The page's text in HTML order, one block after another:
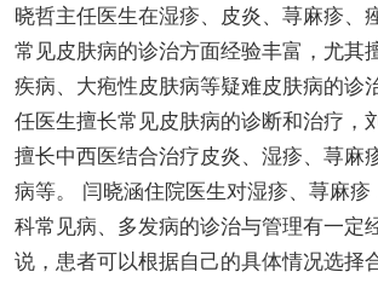
晓哲主任医生在湿疹、皮炎、荨麻疹、
常见皮肤病的诊治方面经验丰富，尤其
疾病、大疱性皮肤病等疑难皮肤病的诊
任医生擅长常见皮肤病的诊断和治疗，
擅长中西医结合治疗皮炎、湿疹、荨麻
病等。 闫晓涵住院医生对湿疹、荨麻疹
科常见病、多发病的诊治与管理有一定
说，患者可以根据自己的具体情况选择